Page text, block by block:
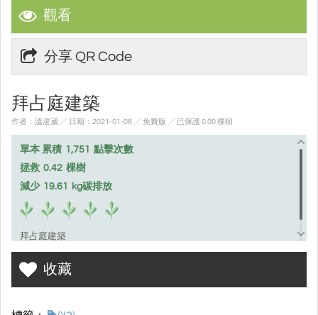
觀看
分享 QR Code
拜占庭建築
作者：溫浚崴 ╱ 日期：2021-01-08 ╱ 免費版 ╱ 已保護 0.00 棵樹
單本 累積 1,751
點擊次數
拯救 0.42 棵樹
減少 19.61 kg碳排放
拜占庭建築
收藏